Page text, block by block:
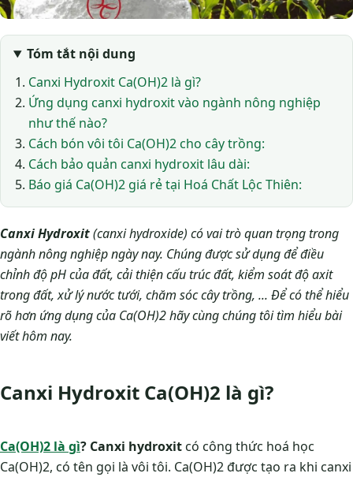
Tóm tắt nội dung
Canxi Hydroxit Ca(OH)2 là gì?
Ứng dụng canxi hydroxit vào ngành nông nghiệp
như thế nào?
Cách bón vôi tôi Ca(OH)2 cho cây trồng:
Cách bảo quản canxi hydroxit lâu dài:
Báo giá Ca(OH)2 giá rẻ tại Hoá Chất Lộc Thiên:
Canxi Hydroxit(canxi hydroxide) có vai trò quan trọng trong
ngành nông nghiệp ngày nay. Chúng được sử dụng để điều
chỉnh độ pH của đất, cải thiện cấu trúc đất, kiểm soát độ axit
trong đất, xử lý nước tưới, chăm sóc cây trồng, ... Để có thể hiểu
rõ hơn ứng dụng của Ca(OH)2 hãy cùng chúng tôi tìm hiểu bài
viết hôm nay.
Canxi Hydroxit Ca(OH)2 là gì?
Ca(OH)2 là gì? Canxi hydroxitcó công thức hoá học
Ca(OH)2, có tên gọi là vôi tôi. Ca(OH)2 được tạo ra khi canxi